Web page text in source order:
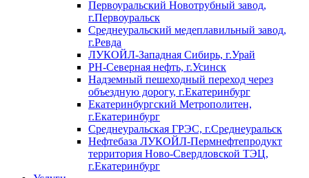
Первоуральский Новотрубный завод,
г.Первоуральск
Среднеуральский медеплавильный завод,
г.Ревда
ЛУКОЙЛ-Западная Сибирь, г.Урай
РН-Северная нефть, г.Усинск
Надземный пешеходный переход через
объездную дорогу, г.Екатеринбург
Екатеринбургский Метрополитен,
г.Екатеринбург
Среднеуральская ГРЭС, г.Среднеуральск
Нефтебаза ЛУКОЙЛ-Пермнефтепродукт
территория Ново-Свердловской ТЭЦ,
г.Екатеринбург